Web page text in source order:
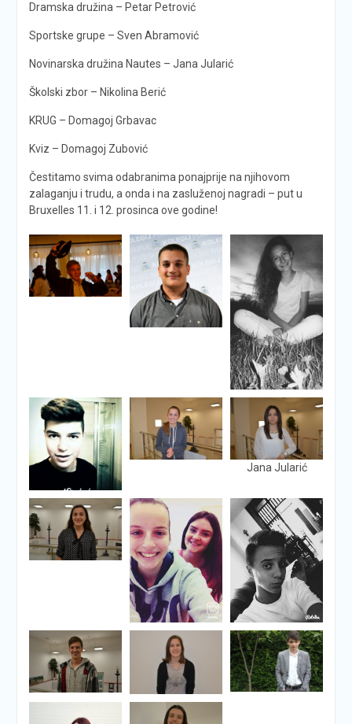
Dramska družina – Petar Petrović
Sportske grupe – Sven Abramović
Novinarska družina Nautes – Jana Jularić
Školski zbor – Nikolina Berić
KRUG – Domagoj Grbavac
Kviz – Domagoj Zubović
Čestitamo svima odabranima ponajprije na njihovom
zalaganju i trudu, a onda i na zasluženoj nagradi – put u
Bruxelles 11. i 12. prosinca ove godine!
Jana Jularić